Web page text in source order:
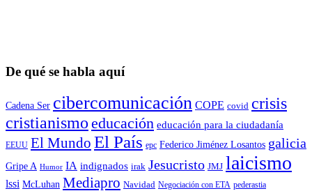
De qué se habla aquí
Cadena Ser cibercomunicación COPE covid crisis
cristianismo educación educación para la ciudadaní­a
EEUU El Mundo El País epc Federico Jiménez Losantos galicia
Gripe A Humor IA indignados irak Jesucristo JMJ laicismo
lssi McLuhan Mediapro Navidad Negociación con ETA pederastia